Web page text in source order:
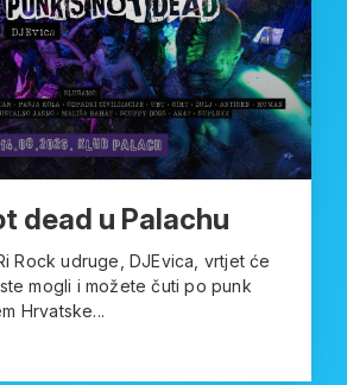
dead u Palachu
Rock udruge, DJEvica, vrtjet će
mogli i možete čuti po punk
Hrvatske...